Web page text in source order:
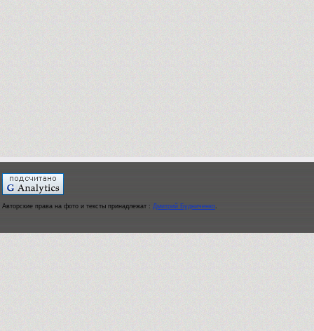
Авторские права на фото и тексты принадлежат : Дмитрий Будниченко.